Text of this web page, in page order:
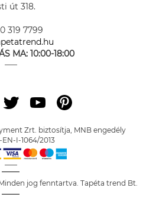
út 318.
319 7799
MA: 10:00-18:00
Zrt. biztosítja, MNB engedély
I-1064/2013
jog fenntartva. Tapéta trend Bt.